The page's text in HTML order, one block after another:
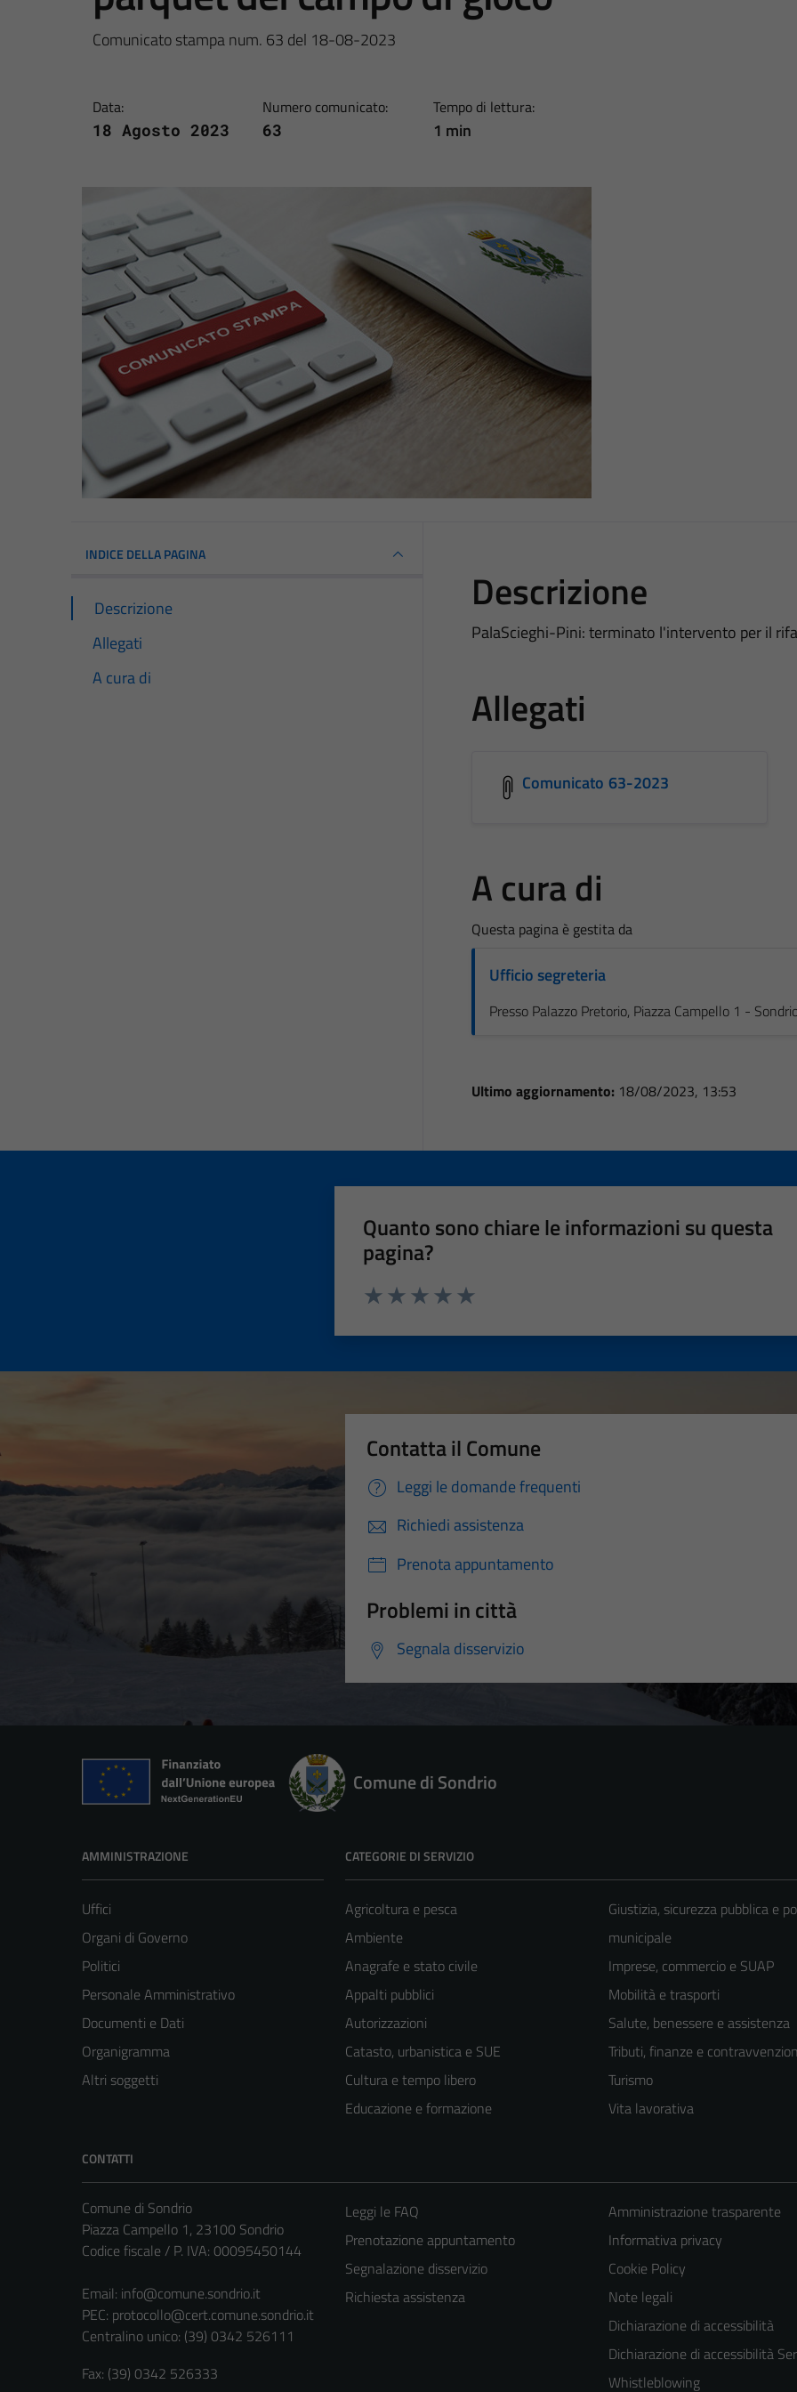
Comunicato stampa num. 63 del 18-08-2023
Data:
18 Agosto 2023
Numero comunicato:
63
Tempo di lettura:
1 min
INDICE DELLA PAGINA
Descrizione
Allegati
A cura di
Descrizione
PalaScieghi-Pini: terminato l'intervento per il
Allegati
Comunicato 63-2023
A cura di
Questa pagina è gestita da
Ufficio segreteria
Presso Palazzo Pretorio, Piazza Campello 1 -
Ultimo aggiornamento: 18/08/2023, 13:53
Quanto sono chiare le informazioni su questa
pagina?
Contatta il Comune
Leggi le domande frequenti
Richiedi assistenza
Prenota appuntamento
Problemi in città
Segnala disservizio
Comune di Sondrio
AMMINISTRAZIONE
Uffici
Organi di Governo
Politici
Personale Amministrativo
Documenti e Dati
Organigramma
Altri soggetti
CATEGORIE DI SERVIZIO
Agricoltura e pesca
Ambiente
Anagrafe e stato civile
Appalti pubblici
Autorizzazioni
Catasto, urbanistica e SUE
Cultura e tempo libero
Educazione e formazione
Giustizia, sicurezza pubblica e
municipale
Imprese, commercio e SUAP
Mobilità e trasporti
Salute, benessere e assistenza
Tributi, finanze e
Turismo
Vita lavorativa
CONTATTI
Comune di Sondrio
Piazza Campello 1, 23100 Sondrio
Codice fiscale / P. IVA: 00095450144
Email: info@comune.sondrio.it
PEC: protocollo@cert.comune.sondrio.it
Centralino unico: (39) 0342 526111
Fax: (39) 0342 526333
Leggi le FAQ
Prenotazione appuntamento
Segnalazione disservizio
Richiesta assistenza
Amministrazione trasparente
Informativa privacy
Cookie Policy
Note legali
Dichiarazione di accessibilità
Dichiarazione di accessibilità
Whistleblowing